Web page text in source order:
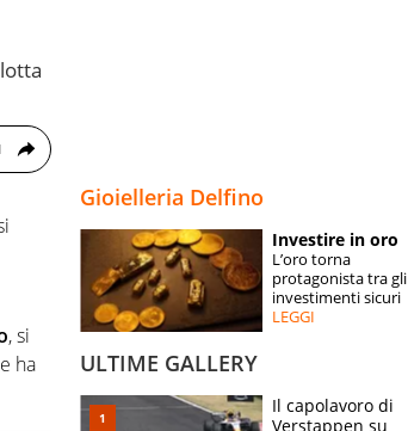
ESPERTI
CONTATTI
, si
ha
Gioielleria Delfino
Investire in oro
L’oro torna
protagonista tra gli
investimenti sicuri
LEGGI
ULTIME GALLERY
Il capolavoro di
Verstappen su